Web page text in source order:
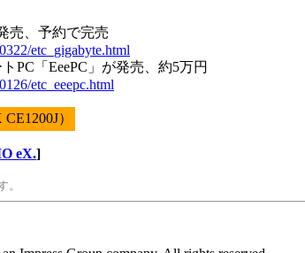
売、予約で完売
etc_gigabyte.html
PC「EeePC」が発売、約5万円
etc_eeepc.html
）
eX.]
。